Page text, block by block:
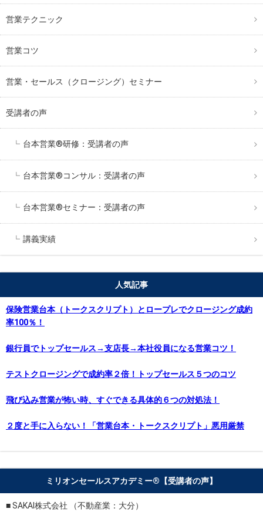
営業テクニック
営業コツ
営業・セールス（クロージング）セミナー
受講者の声
台本営業®︎研修：受講者の声
台本営業®︎コンサル：受講者の声
台本営業®︎セミナー：受講者の声
講義実績
人気記事
保険営業台本（トークスクリプト）とロープレでクロージング成約
率100％！
銀行員でトップセールス→支店長→本社役員になる営業コツ！
テストクロージングで成約率２倍！トップセールス５つのコツ
飛び込み営業が怖い時、すぐできる具体的６つの対処法！
２度と手に入らない！「営業台本・トークスクリプト」悪用厳禁
ミリオンセールスアカデミー®︎【受講者の声】
■ SAKAI株式会社 （不動産業：大分）